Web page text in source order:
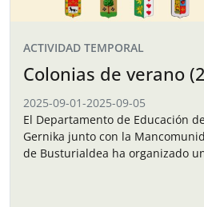
ACTIVIDAD TEMPORAL
Colonias de verano
2025-09-01-2025-09-05
El Departamento de Educación
Gernika junto con la
de Busturialdea ha organizado